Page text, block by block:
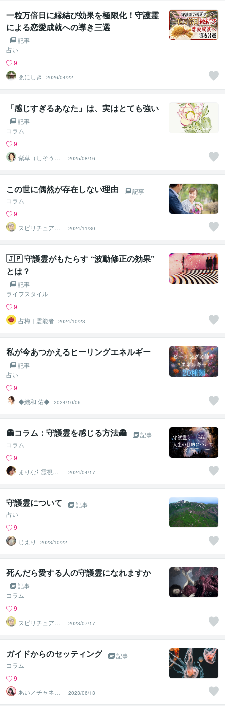
一粒万倍日に縁結び効果を極限化！守護霊
による恋愛成就への導き三選
記事
占い
9
ゑにしき
2026/04/22
「感じすぎるあなた」は、実はとても強い
記事
コラム
9
紫草（しそう）
❀真実の霊感霊
視・透視鑑定
2025/08/16
この世に偶然が存在しない理由
記事
コラム
9
スピリチュアル
カウンセラー
神山 純
2024/11/30
🇯🇵 守護霊がもたらす “波動修正の効果”
とは？
記事
ライフスタイル
9
占梅｜霊能者 2024/10/23
私が今あつかえるヒーリングエネルギー
記事
占い
9
◆織和 佑◆ 2024/10/06
👻コラム：守護霊を感じる方法👻
記事
コラム
9
まりな⌇ 霊視鑑
定士
2024/04/17
守護霊について
記事
占い
9
じえり
2023/10/22
死んだら愛する人の守護霊になれますか
記事
コラム
9
スピリチュアル
カウンセラー
神山 純
2023/07/17
ガイドからのセッティング
記事
コラム
9
あい／チャネリ
ングアート✨夏S
ALE
2023/06/13